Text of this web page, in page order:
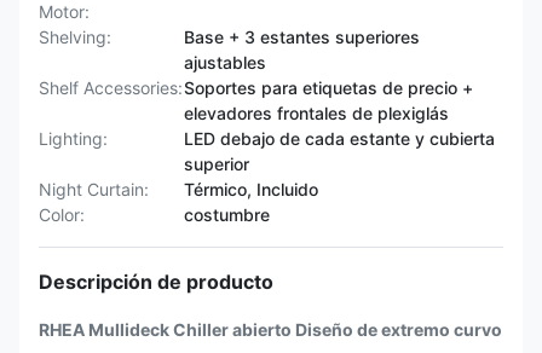
Motor:
Shelving:
Base + 3 estantes superiores
ajustables
Shelf Accessories:Soportes para etiquetas de precio +
elevadores frontales de plexiglás
Lighting:
LED debajo de cada estante y cubierta
superior
Night Curtain:
Térmico, Incluido
Color:
costumbre
Descripción de producto
RHEA Mullideck Chiller abierto Diseño de extremo curvo